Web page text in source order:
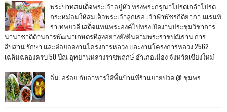
พระบาทสมเด็จพระเจ้าอยู่หัว ทรงพระกรุณาโปรดเกล้าโปรด
กระหม่อมให้สมเด็จพระเจ้าลูกเธอ เจ้าฟ้าพัชรกิติยาภา นเรนทิ
ราเทพยวดี เสด็จแทนพระองค์ไปทรงเปิดงานประชุมวิชาการ
นานาชาติด้านการพัฒนาเกษตรที่สูงอย่างยั่งยืนตามพระราชปณิธาน การ
สืบสาน รักษา และต่อยอดงานโครงการหลวง และงานโครงการหลวง 2562
เฉลิมฉลองครบ 50 ปีณ อุทยานหลวงราชพฤกษ์ อำเภอเมือง จังหวัดเชียงใหม่
อิ่ม..อร่อย กับอาหารใต้พื้นบ้านที่ร้านยายปวด @ ชุมพร